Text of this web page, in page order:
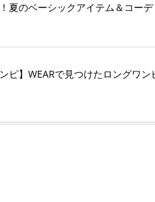
夏のベーシックアイテム＆コー
ピ】WEARで見つけたロングワ